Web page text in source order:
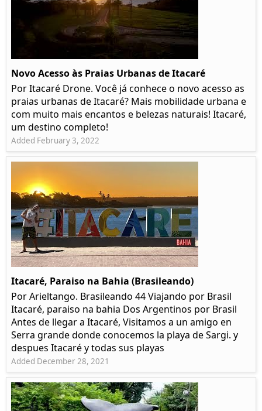
Novo Acesso às Praias Urbanas de Itacaré
Por Itacaré Drone. Você já conhece o novo acesso as
praias urbanas de Itacaré? Mais mobilidade urbana e
com muito mais encantos e belezas naturais! Itacaré,
um destino completo!
Added February 3, 2022
Itacaré, Paraiso na Bahia (Brasileando)
Por Arieltango. Brasileando 44 Viajando por Brasil
Itacaré, paraiso na bahia Dos Argentinos por Brasil
Antes de llegar a Itacaré, Visitamos a un amigo en
Serra grande donde conocemos la playa de Sargi. y
despues Itacaré y todas sus playas
Added December 28, 2021